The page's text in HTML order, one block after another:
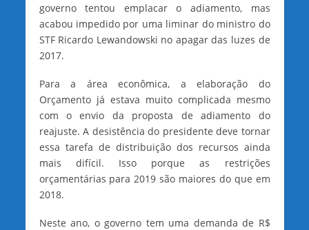
governo tentou emplacar o adiamento, mas
acabou impedido por uma liminar do ministro do
STF Ricardo Lewandowski no apagar das luzes de
2017.
Para a área econômica, a elaboração do
Orçamento já estava muito complicada mesmo
com o envio da proposta de adiamento do
reajuste. A desistência do presidente deve tornar
essa tarefa de distribuição dos recursos ainda
mais difícil. Isso porque as restrições
orçamentárias para 2019 são maiores do que em
2018.
Neste ano, o governo tem uma demanda de R$